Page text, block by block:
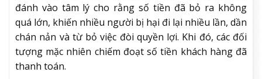
đánh vào tâm lý cho rằng số tiền đã bỏ ra không
quá lớn, khiến nhiều người bị hại đi lại nhiều lần, dần
chán nản và từ bỏ việc đòi quyền lợi. Khi đó, các đối
tượng mặc nhiên chiếm đoạt số tiền khách hàng đã
thanh toán.